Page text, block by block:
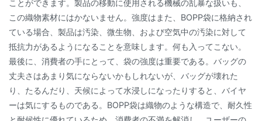
ことができます。製品の移動に使用される機械の乱暴な扱いも、
この織物素材にはかないません。強度はまた、BOPP袋に格納され
ている場合、製品は汚染、微生物、および空気中の汚染に対して
抵抗力があるようになることを意味します。何も入ってこない。
最後に、消費者の手にとって、袋の強度は重要である。バッグの
丈夫さはあまり気にならないかもしれないが、バッグが壊れた
り、たるんだり、天候によって水浸しになったりすると、バイヤ
ーは気にするものである。BOPP袋は織物のような構造で、耐久性